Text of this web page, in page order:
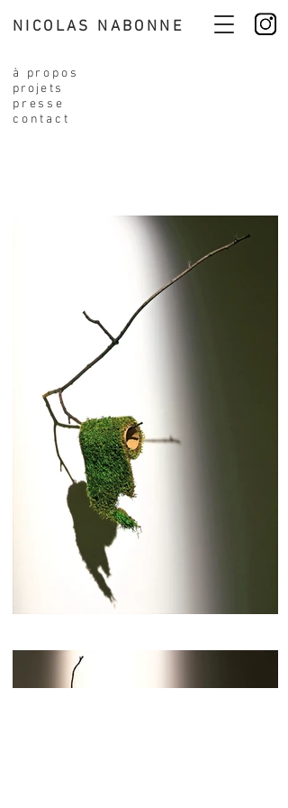
NICOLAS NABONNE
à propos
projets
presse
contact